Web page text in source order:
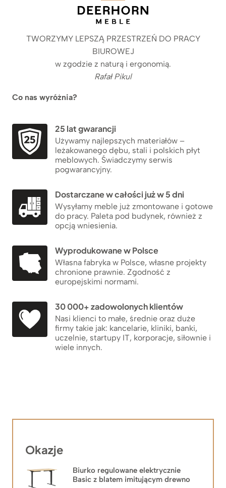
TWORZYMY LEPSZĄ PRZESTRZEŃ DO PRACY
BIUROWEJ
w zgodzie z naturą i ergonomią.
Rafał Pikul
Co nas wyróżnia?
25 lat gwarancji
Używamy najlepszych materiałów –
leżakowanego dębu, stali i polskich płyt
meblowych. Świadczymy serwis
pogwarancyjny.
Dostarczane w całości już w 5 dni
Wysyłamy meble już zmontowane i gotowe
do pracy. Paleta pod budynek, również z
opcją wniesienia.
Wyprodukowane w Polsce
Własna fabryka w Polsce, własne projekty
chronione prawnie. Zgodność z
europejskimi normami.
30 000+ zadowolonych klientów
Nasi klienci to małe, średnie oraz duże
firmy takie jak: kancelarie, kliniki, banki,
uczelnie, startupy IT, korporacje, siłownie i
wiele innych.
Okazje
Biurko regulowane elektrycznie
Basic z blatem imitującym drewno